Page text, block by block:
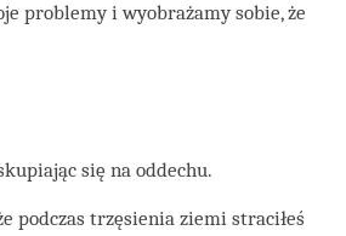
problemy i wyobrażamy sobie, że
się na oddechu.
podczas trzęsienia ziemi straciłeś